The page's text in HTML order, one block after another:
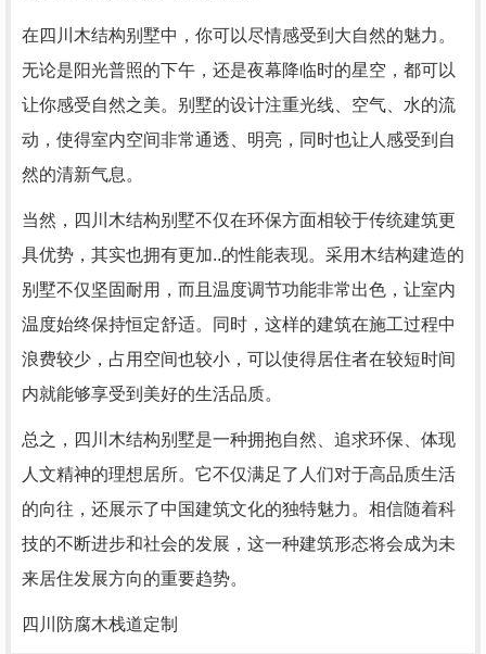
在四川木结构别墅中，你可以尽情感受到大自然的魅力。
无论是阳光普照的下午，还是夜幕降临时的星空，都可以
让你感受自然之美。别墅的设计注重光线、空气、水的流
动，使得室内空间非常通透、明亮，同时也让人感受到自
然的清新气息。
当然，四川木结构别墅不仅在环保方面相较于传统建筑更
具优势，其实也拥有更加..的性能表现。采用木结构建造的
别墅不仅坚固耐用，而且温度调节功能非常出色，让室内
温度始终保持恒定舒适。同时，这样的建筑在施工过程中
浪费较少，占用空间也较小，可以使得居住者在较短时间
内就能够享受到美好的生活品质。
总之，四川木结构别墅是一种拥抱自然、追求环保、体现
人文精神的理想居所。它不仅满足了人们对于高品质生活
的向往，还展示了中国建筑文化的独特魅力。相信随着科
技的不断进步和社会的发展，这一种建筑形态将会成为未
来居住发展方向的重要趋势。
四川防腐木栈道定制